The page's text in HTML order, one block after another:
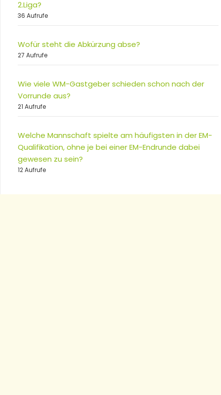
2.Liga?
36 Aufrufe
Wofür steht die Abkürzung abse?
27 Aufrufe
Wie viele WM-Gastgeber schieden schon nach der
Vorrunde aus?
21 Aufrufe
Welche Mannschaft spielte am häufigsten in der EM-
Qualifikation, ohne je bei einer EM-Endrunde dabei
gewesen zu sein?
12 Aufrufe